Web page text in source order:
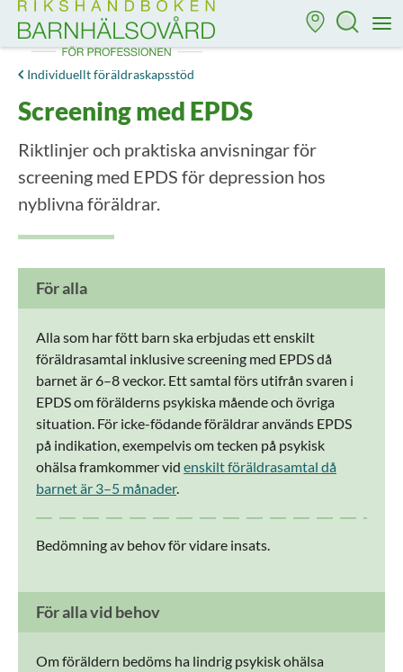
Till startsidan för Rikshandboken i barnhälsovård
Individuellt föräldraskapsstöd
Screening med EPDS
Riktlinjer och praktiska anvisningar för
screening med EPDS för depression hos
nyblivna föräldrar.
För alla
Alla som har fött barn ska erbjudas ett enskilt
föräldrasamtal inklusive screening med EPDS då
barnet är 6–8 veckor. Ett samtal förs utifrån svaren i
EPDS om förälderns psykiska mående och övriga
situation. För icke-födande föräldrar används EPDS
på indikation, exempelvis om tecken på psykisk
ohälsa framkommer vid enskilt föräldrasamtal då
barnet är 3–5 månader.
Bedömning av behov för vidare insats.
För alla vid behov
Om föräldern bedöms ha lindrig psykisk ohälsa